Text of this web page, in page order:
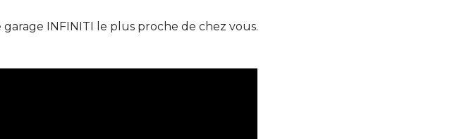
INFINITI le plus proche de chez vous.